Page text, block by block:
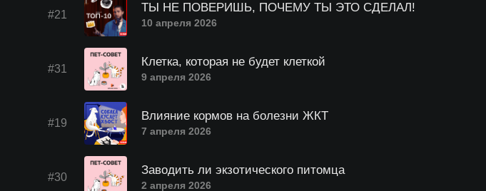
#21
ТЫ НЕ ПОВЕРИШЬ, ПОЧЕМУ ТЫ ЭТО СДЕЛАЛ!
10 апреля 2026
#31
Клетка, которая не будет клеткой
9 апреля 2026
#19
Влияние кормов на болезни ЖКТ
7 апреля 2026
#30
Заводить ли экзотического питомца
2 апреля 2026